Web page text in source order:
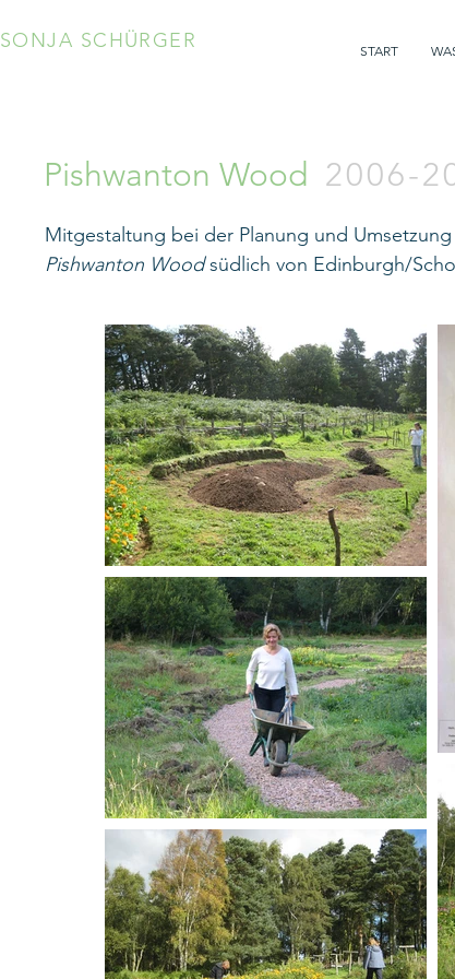
START
SONJA SCHÜRGER
Pishwanton Wood 2006-
Mitgestaltung bei der Planung und
Pishwanton Woodsüdlich von Edinburgh/